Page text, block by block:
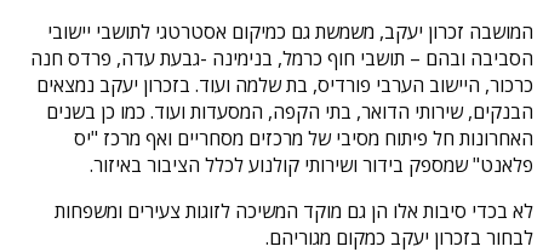
המושבה זכרון יעקב, משמשת גם כמיקום אסטרטגי לתושבי יישובי
הסביבה ובהם – תושבי חוף כרמל, בנימינה -גבעת עדה, פרדס חנה
כרכור, היישוב הערבי פורדיס, בת שלמה ועוד. בזכרון יעקב נמצאים
הבנקים, שירותי הדואר, בתי הקפה, המסעדות ועוד. כמו כן בשנים
האחרונות חל פיתוח מסיבי של מרכזים מסחריים ואף מרכז "יס
פלאנט" שמספק בידור ושירותי קולנוע לכלל הציבור באיזור.
לא בכדי סיבות אלו הן גם מוקד המשיכה לזוגות צעירים ומשפחות
לבחור בזכרון יעקב כמקום מגוריהם.